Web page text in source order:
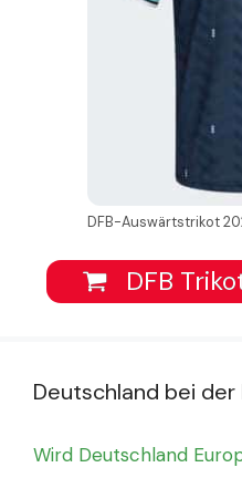
DFB-Auswärtstrikot
DFB
Deutschland bei der
Wird Deutschland